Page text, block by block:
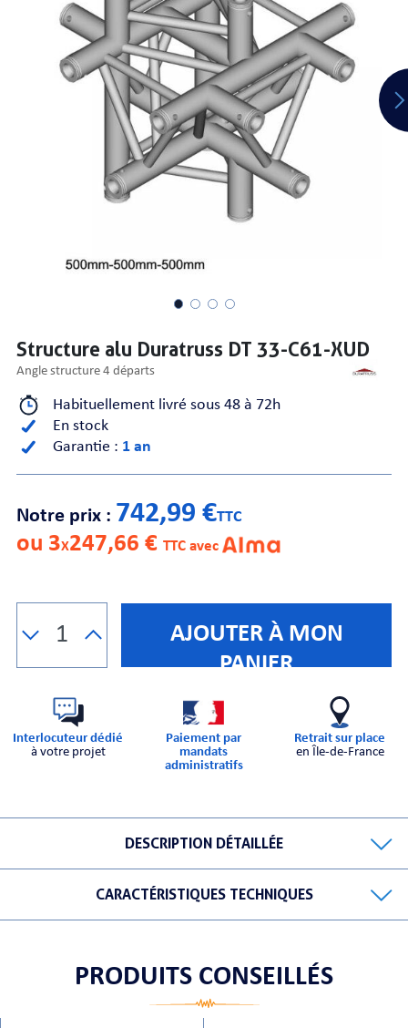
AUDIO
Structure alu Duratruss DT 33-C61-XUD
angle structure 4 départs
Habituellement livré sous 48 à 72h
En stock
Garantie : 1 an
Notre prix : 742,99 €TTC
ou 3X247,66 € TTC avec
AJOUTER À MON
PANIER
Interlocuteur dédié
à votre projet
Paiement par
mandats
administratifs
Retrait sur place
en Île-de-France
DESCRIPTION DÉTAILLÉE
CARACTÉRISTIQUES TECHNIQUES
PRODUITS CONSEILLÉS